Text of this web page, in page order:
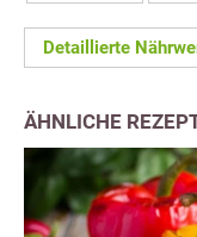
Detaillierte
ÄHNLICHE